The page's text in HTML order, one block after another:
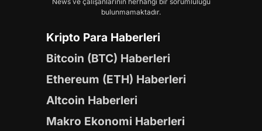
bulunmamaktadır.
Kripto Para Haberleri
Bitcoin (BTC) Haberleri
Ethereum (ETH) Haberleri
Altcoin Haberleri
Makro Ekonomi Haberleri